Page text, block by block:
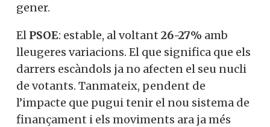
gener.
El PSOE: estable, al voltant 26-27% amb
lleugeres variacions. El que significa que els
darrers escàndols ja no afecten el seu nucli
de votants. Tanmateix, pendent de
l’impacte que pugui tenir el nou sistema de
finançament i els moviments ara ja més